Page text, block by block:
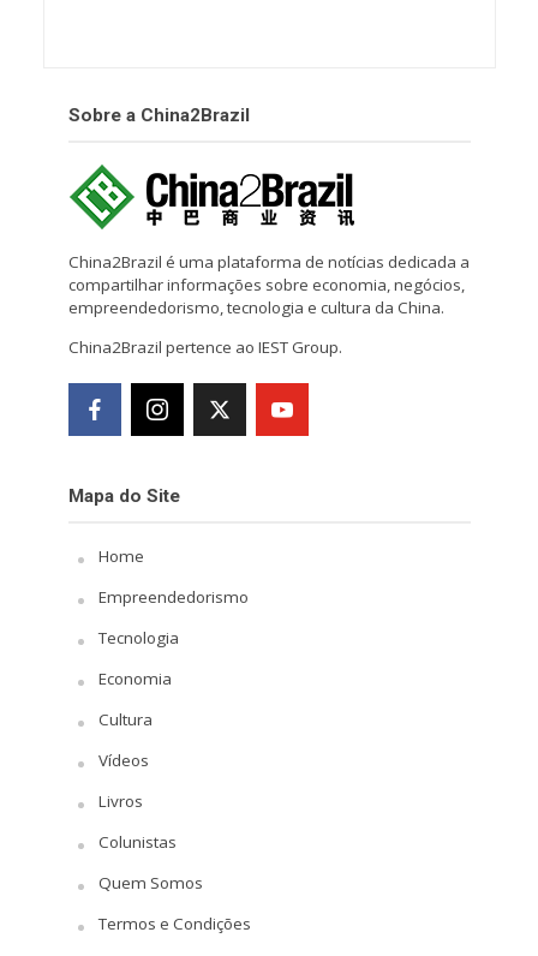
Sobre a China2Brazil
China2Brazil é uma plataforma de notícias dedicada a
compartilhar informações sobre economia, negócios,
empreendedorismo, tecnologia e cultura da China.
China2Brazil pertence ao IEST Group.
Mapa do Site
Home
Empreendedorismo
Tecnologia
Economia
Cultura
Vídeos
Livros
Colunistas
Quem Somos
Termos e Condições